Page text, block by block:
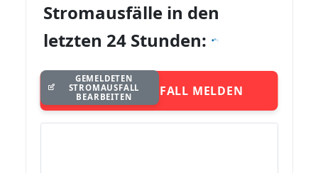
Stromausfälle in den
letzten 24 Stunden:
STROMAUSFALL MELDEN
GEMELDETEN
STROMAUSFALL
BEARBEITEN